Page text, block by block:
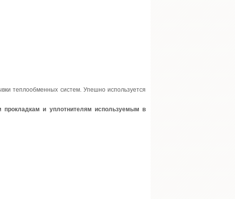
теплообменных систем. Упешно используется
и уплотнителям используемым в